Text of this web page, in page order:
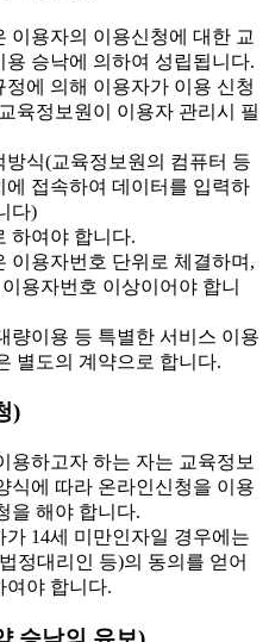
용자의 이용신청에 대한 교
용 승낙에 의하여 성립됩니다.
에 의해 이용자가 이용 신청
육정보원이 이용자 관리시 필
방식(교육정보원의 컴퓨터 등
에 접속하여 데이터를 입력하
다)
하여야 합니다.
이용자번호 단위로 체결하며,
용자번호 이상이어야 합니
량이용 등 특별한 서비스 이용
별도의 계약으로 합니다.
)
하고자 하는 자는 교육정보
식에 따라 온라인신청을 이용
을 해야 합니다.
14세 미만인자일 경우에는
정대리인 등)의 동의를 얻어
여야 합니다.